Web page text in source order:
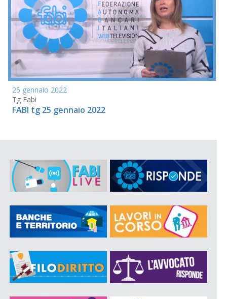
25 gennaio 2022
Tg Fabi
FABI tg 25 gennaio 2022